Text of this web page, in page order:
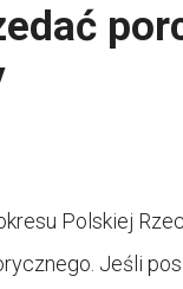
Polskiej
Jeśli